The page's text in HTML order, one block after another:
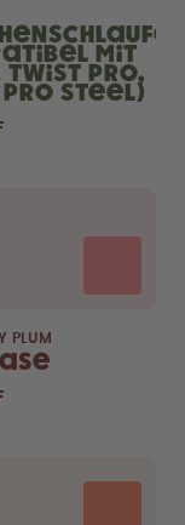
mit
Twist Pro,
Steel)
PLUM